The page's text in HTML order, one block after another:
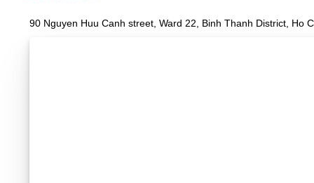
90 Nguyen Huu Canh street, Ward 22, Binh Thanh District, Ho